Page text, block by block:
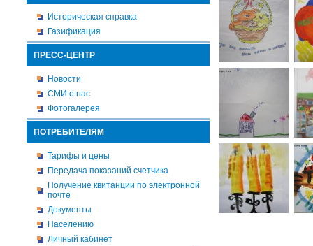
Историческая справка
Газификация
ПРЕСС-ЦЕНТР
Новости
СМИ о нас
Фотогалерея
ПОТРЕБИТЕЛЯМ
Тарифы и цены
Передача показаний счетчика
Получение квитанции по электронной
почте
Документы
Населению
Личный кабинет